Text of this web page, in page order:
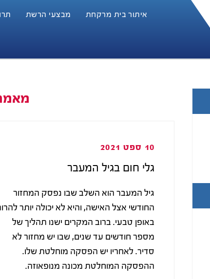
איתור בית מרקחת מבצעי הרשת
10 ספט 2021
גלי חום בגיל המעבר
גיל המעבר הוא השלב שבו נפסק המחזור
החודשי אצל האישה, והיא לא יכולה יותר
באופן טבעי. ברוב המקרים ישנו תהליך של
מספר חודשים עד שנים, שבו יש מחזור לא
סדיר. לאחריו יש הפסקה מוחלטת שלו.
ההפסקה המוחלטת מכונה מנופאוזה.